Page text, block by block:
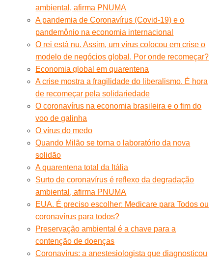
ambiental, afirma PNUMA
A pandemia de Coronavírus (Covid-19) e o
pandemônio na economia internacional
O rei está nu. Assim, um vírus colocou em crise o
modelo de negócios global. Por onde recomeçar?
Economia global em quarentena
A crise mostra a fragilidade do liberalismo. É hora
de recomeçar pela solidariedade
O coronavírus na economia brasileira e o fim do
voo de galinha
O vírus do medo
Quando Milão se torna o laboratório da nova
solidão
A quarentena total da Itália
Surto de coronavírus é reflexo da degradação
ambiental, afirma PNUMA
EUA. É preciso escolher: Medicare para Todos ou
coronavírus para todos?
Preservação ambiental é a chave para a
contenção de doenças
Coronavírus: a anestesiologista que diagnosticou